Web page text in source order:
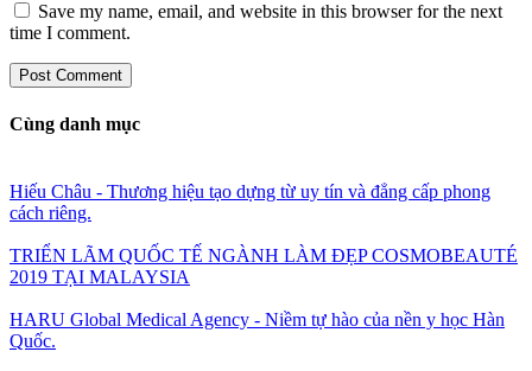
Save my name, email, and website in this browser for the next
time I comment.
Cùng danh mục
Hiếu Châu - Thương hiệu tạo dựng từ uy tín và đẳng cấp phong
cách riêng.
TRIỂN LÃM QUỐC TẾ NGÀNH LÀM ĐẸP COSMOBEAUTÉ
2019 TẠI MALAYSIA
HARU Global Medical Agency - Niềm tự hào của nền y học Hàn
Quốc.